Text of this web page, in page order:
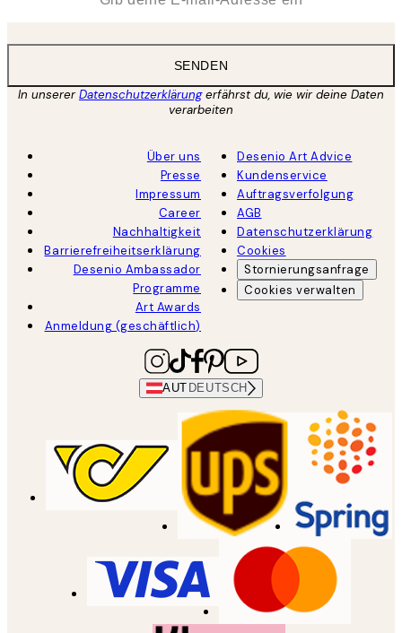
SENDEN
In unsererDatenschutzerklärungerfährst du, wie wir deine Daten
verarbeiten
Über uns
Presse
Impressum
Career
Nachhaltigkeit
Barrierefreiheitserklärung
Desenio Ambassador
Programme
Art Awards
Anmeldung (geschäftlich)
Desenio Art Advice
Kundenservice
Auftragsverfolgung
AGB
Datenschutzerklärung
Cookies
Stornierungsanfrage
Cookies verwalten
AUT DEUTSCH